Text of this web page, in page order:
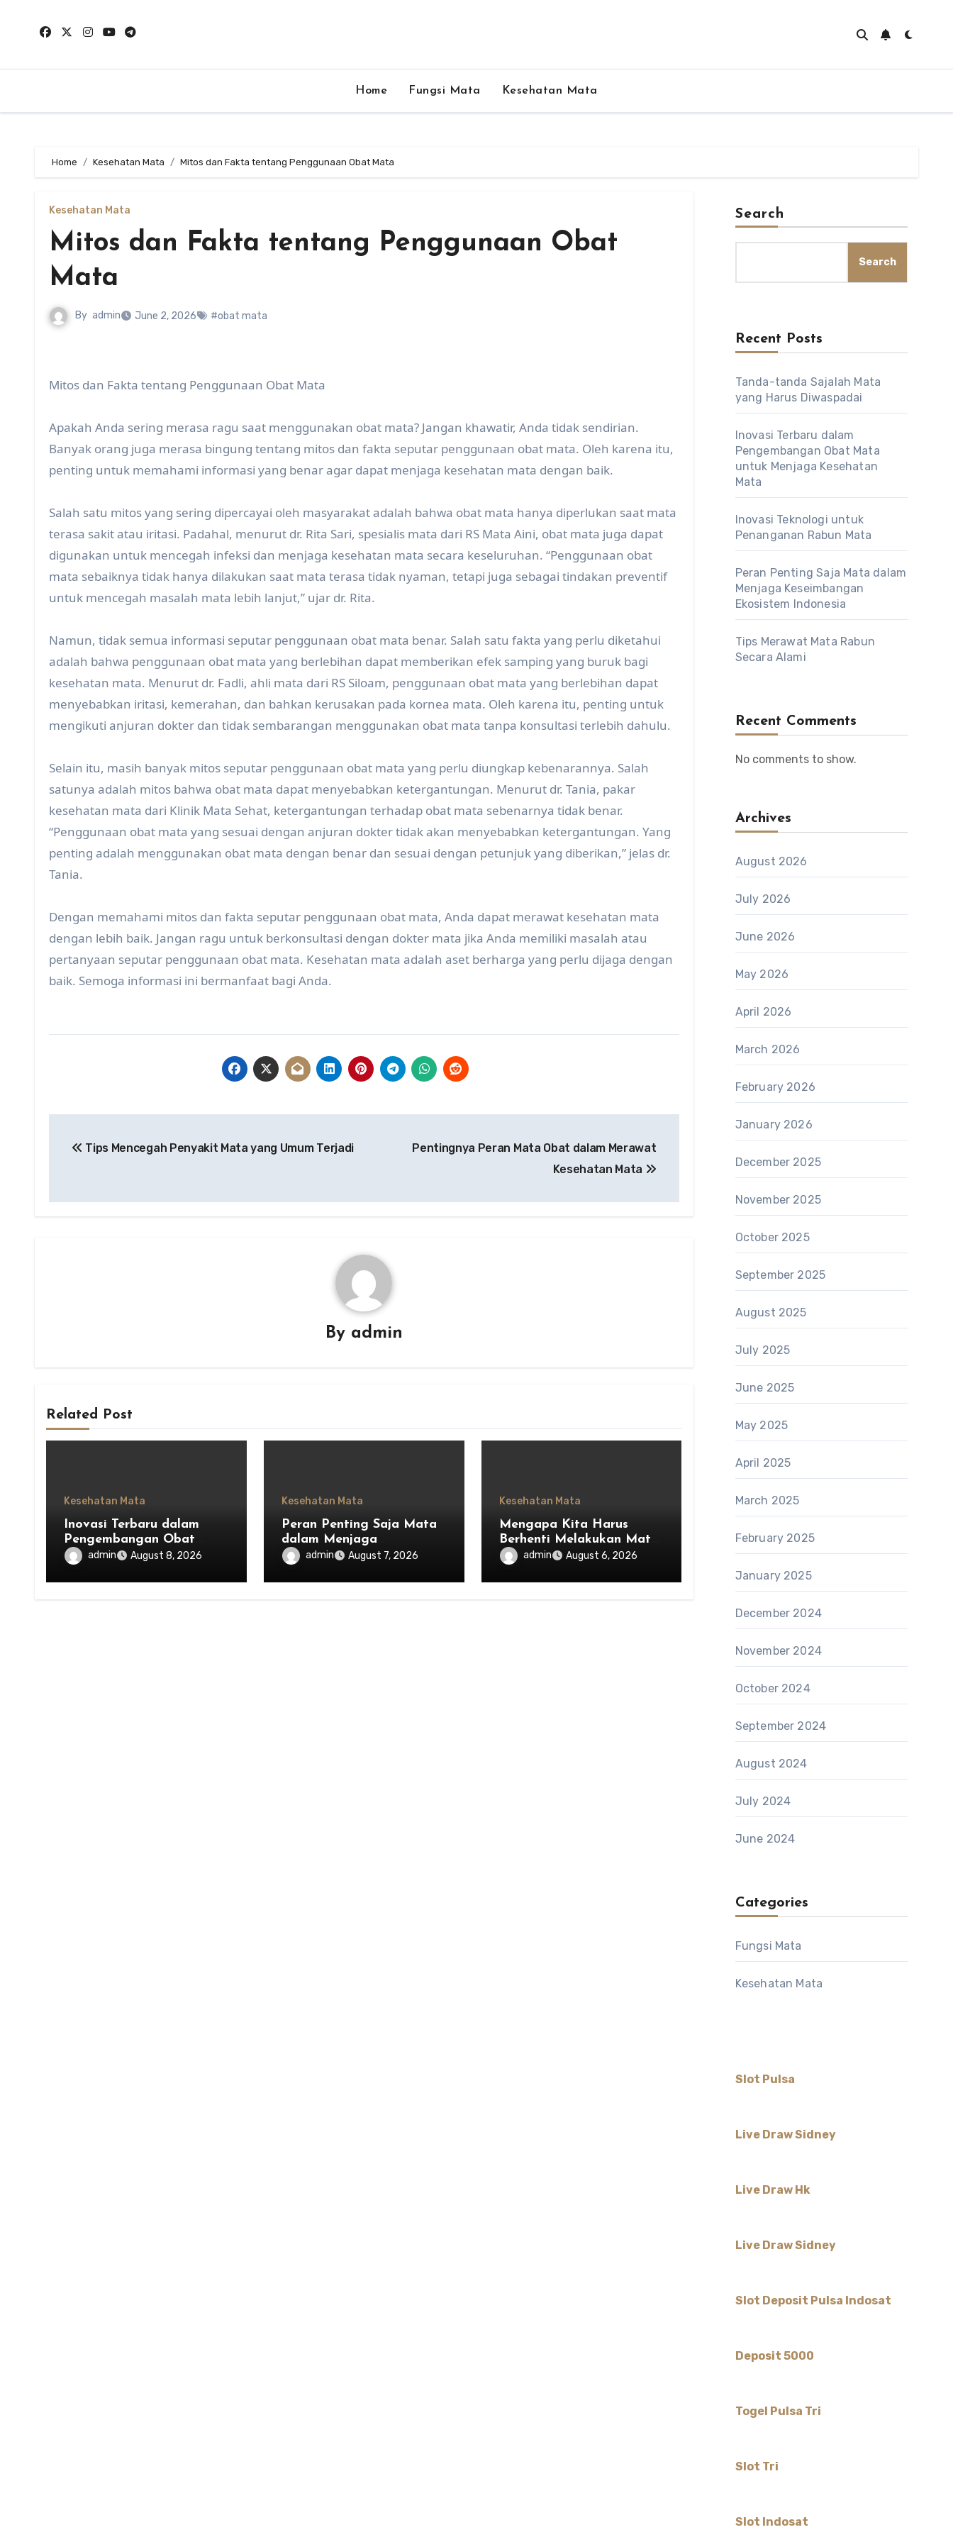
Home Fungsi Mata Kesehatan Mata
Home Kesehatan Mata Mitos dan Fakta tentang Penggunaan Obat Mata
Kesehatan Mata
Mitos dan Fakta tentang Penggunaan Obat
Mata
By admin June 2, 2026 #obat mata
Mitos dan Fakta tentang Penggunaan Obat Mata
Apakah Anda sering merasa ragu saat menggunakan obat mata? Jangan khawatir, Anda tidak sendirian.
Banyak orang juga merasa bingung tentang mitos dan fakta seputar penggunaan obat mata. Oleh karena itu,
penting untuk memahami informasi yang benar agar dapat menjaga kesehatan mata dengan baik.
Salah satu mitos yang sering dipercayai oleh masyarakat adalah bahwa obat mata hanya diperlukan saat mata
terasa sakit atau iritasi. Padahal, menurut dr. Rita Sari, spesialis mata dari RS Mata Aini, obat mata juga dapat
digunakan untuk mencegah infeksi dan menjaga kesehatan mata secara keseluruhan. “Penggunaan obat
mata sebaiknya tidak hanya dilakukan saat mata terasa tidak nyaman, tetapi juga sebagai tindakan preventif
untuk mencegah masalah mata lebih lanjut,” ujar dr. Rita.
Namun, tidak semua informasi seputar penggunaan obat mata benar. Salah satu fakta yang perlu diketahui
adalah bahwa penggunaan obat mata yang berlebihan dapat memberikan efek samping yang buruk bagi
kesehatan mata. Menurut dr. Fadli, ahli mata dari RS Siloam, penggunaan obat mata yang berlebihan dapat
menyebabkan iritasi, kemerahan, dan bahkan kerusakan pada kornea mata. Oleh karena itu, penting untuk
mengikuti anjuran dokter dan tidak sembarangan menggunakan obat mata tanpa konsultasi terlebih dahulu.
Selain itu, masih banyak mitos seputar penggunaan obat mata yang perlu diungkap kebenarannya. Salah
satunya adalah mitos bahwa obat mata dapat menyebabkan ketergantungan. Menurut dr. Tania, pakar
kesehatan mata dari Klinik Mata Sehat, ketergantungan terhadap obat mata sebenarnya tidak benar.
“Penggunaan obat mata yang sesuai dengan anjuran dokter tidak akan menyebabkan ketergantungan. Yang
penting adalah menggunakan obat mata dengan benar dan sesuai dengan petunjuk yang diberikan,” jelas dr.
Tania.
Dengan memahami mitos dan fakta seputar penggunaan obat mata, Anda dapat merawat kesehatan mata
dengan lebih baik. Jangan ragu untuk berkonsultasi dengan dokter mata jika Anda memiliki masalah atau
pertanyaan seputar penggunaan obat mata. Kesehatan mata adalah aset berharga yang perlu dijaga dengan
baik. Semoga informasi ini bermanfaat bagi Anda.
navigation
Tips Mencegah Penyakit Mata yang Umum Terjadi
Pentingnya Peran Mata Obat dalam Merawat
Kesehatan Mata
By admin
Related Post
Kesehatan Mata
Inovasi Terbaru dalam
Pengembangan Obat
Mata untuk Menjaga
Kesehatan Mata
admin August 8, 2026
Kesehatan Mata
Peran Penting Saja Mata
dalam Menjaga
Keseimbangan Ekosistem
Indonesia
admin August 7, 2026
Kesehatan Mata
Mengapa Kita Harus
Berhenti Melakukan Mata
Saja dan Mulai
Menghargai Privasi Orang
Lain
admin August 6, 2026
Search
Search
Recent Posts
Tanda-tanda Sajalah Mata
yang Harus Diwaspadai
Inovasi Terbaru dalam
Pengembangan Obat Mata
untuk Menjaga Kesehatan
Mata
Inovasi Teknologi untuk
Penanganan Rabun Mata
Peran Penting Saja Mata dalam
Menjaga Keseimbangan
Ekosistem Indonesia
Tips Merawat Mata Rabun
Secara Alami
Recent Comments
No comments to show.
Archives
August 2026
July 2026
June 2026
May 2026
April 2026
March 2026
February 2026
January 2026
December 2025
November 2025
October 2025
September 2025
August 2025
July 2025
June 2025
May 2025
April 2025
March 2025
February 2025
January 2025
December 2024
November 2024
October 2024
September 2024
August 2024
July 2024
June 2024
Categories
Fungsi Mata
Kesehatan Mata
Slot Pulsa
Live Draw Sidney
Live Draw Hk
Live Draw Sidney
Slot Deposit Pulsa Indosat
Deposit 5000
Togel Pulsa Tri
Slot Tri
Slot Indosat